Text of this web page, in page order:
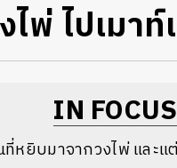
พ่ ไปเมาท์
IN FOCUS
ยิบมาจากวงไพ่ และแ